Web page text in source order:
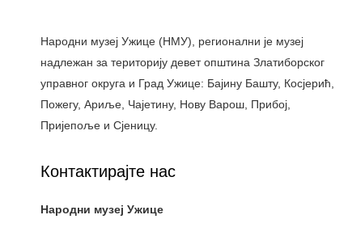
Народни музеј Ужице (НМУ), регионални je музеј
надлежан за територију девет општина Златиборског
управног округа и Град Ужице: Бајину Башту, Косјерић,
Пожегу, Ариље, Чајетину, Нову Варош, Прибој,
Пријепоље и Сјеницу.
Контактирајте нас
Народни музеј Ужице